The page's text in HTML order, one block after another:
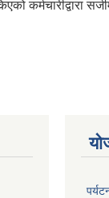
कर्मचारीद्वारा